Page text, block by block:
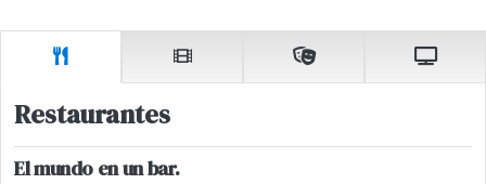
Restaurantes
El mundo en un bar.